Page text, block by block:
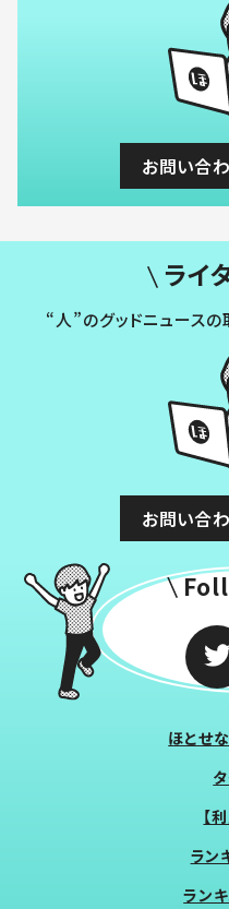
お問い合
ライ
“人”のグッドニュースの
お問い合
ほとせ
【
ラン
ラン